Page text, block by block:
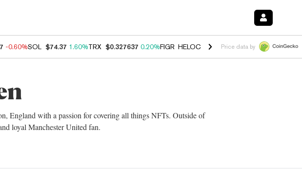
-0.60%SOL $74.37 1.60%TRX $0.327637 0.20%FIGR_HELOC $1.023 -1.20%HYPE $54.37 -
Price data by
England with a passion for covering all things NFTs. Outside of
loyal Manchester United fan.